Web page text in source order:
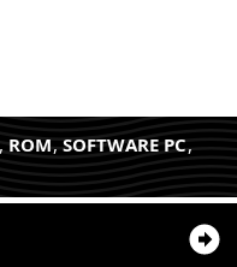
ROM, SOFTWARE PC,